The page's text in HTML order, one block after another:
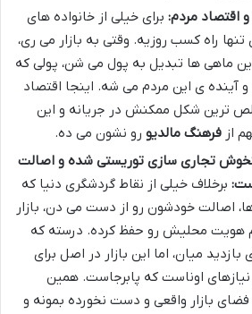
اقتصاد مردم: برای خیلی از خانواده های
تنها راه کسب روزیه. وقتی به بازار می ری،
ماهی ها تبدیل به پول می شن، پولی که
آینده ی این مردم می شه. اینجا اقتصاد
ترین شکل ممکنش در جریانه و این
از فرهنگ مالدیو رو نشون می ده.
تجاری سازی توریستی شده و اصالت
برخلاف خیلی از نقاط گردشگری دنیا که
اصالت خودشون رو از دست می دن، بازار
هویت محلیش رو حفظ کرده. درسته که
میان، اما این بازار در اصل برای
نیازهای اوناست که پابرجاست. همین
بازار واقعی و دست نخورده بمونه و